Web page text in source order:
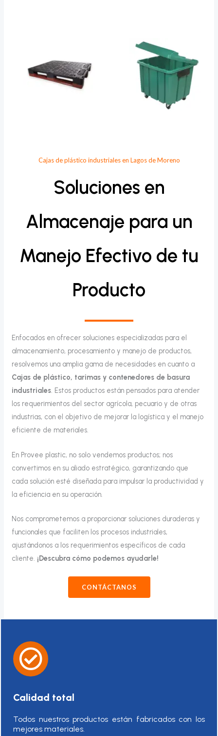
Cajas de plástico industriales en Lagos de Moreno
Soluciones en
Almacenaje para un
Manejo Efectivo de tu
Producto
Enfocados en ofrecer soluciones especializadas para el
almacenamiento, procesamiento y manejo de productos,
resolvemos una amplia gama de necesidades en cuanto a
Cajas de plástico, tarimas y contenedores de basura
industriales. Estos productos están pensados para atender
los requerimientos del sector agrícola, pecuario y de otras
industrias, con el objetivo de mejorar la logística y el manejo
eficiente de materiales.
En Provee plastic, no solo vendemos productos; nos
convertimos en su aliado estratégico, garantizando que
cada solución esté diseñada para impulsar la productividad y
la eficiencia en su operación.
Nos comprometemos a proporcionar soluciones duraderas y
funcionales que faciliten los procesos industriales,
ajustándonos a los requerimientos específicos de cada
cliente. ¡Descubra cómo podemos ayudarle!
CONTÁCTANOS
Calidad total
Todos nuestros productos están fabricados con los
mejores materiales.